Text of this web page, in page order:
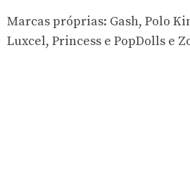
Marcas próprias: Gash, Polo
Luxcel, Princess e PopDolls e